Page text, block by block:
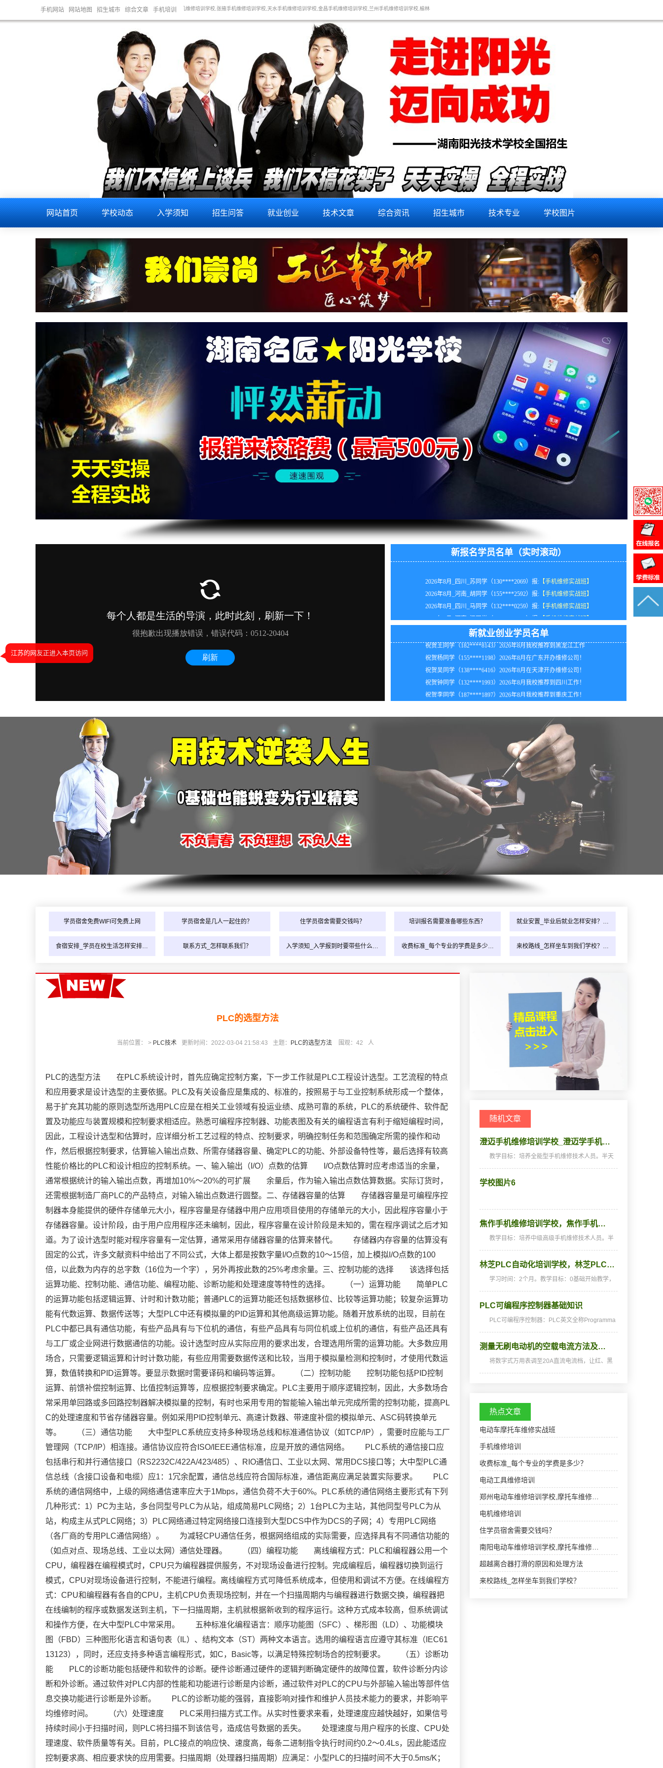
江苏的网友正进入本页访问
手机网站 网站地图 招生城市 综合文章 手机培训
校,海东手机维修培训学校,陇南手机维修培训学校,酒泉手机维修培训学校,张掖手机维修培训学校,天水手机维修培训学校,金昌手机维修培训学校,兰州手机维修培训学校,榆林手机维修培训学校,延安手机维修培训学校,渭南手机维修培训学校,铜川手机维修培训学校,阿里手机维修培训学校,山南手
网站首页 学校动态 入学须知 招生问答 就业创业 技术文章 综合资讯 招生城市 技术专业 学校图片
新报名学员名单（实时滚动）
2026年8月_河南_胡同学（155****2592）报: 【手机维修实战班】
2026年8月_四川_马同学（132****0259）报: 【手机维修实战班】
2026年8月_河南_江同学（155****6952）报: 【手机维修实战班】
2026年8月_河南_苏同学（188****1224）报: 【手机维修实战班】
2026年8月_山东_韩同学（136****3321）报:【手机维修实战班】
2026年8月_天津_卢同学（138****6778）报:【手机维修实战班】
2026年8月_江苏_李同学（131****1465）报:【手机维修实战班】
2026年8月_广东_卢同学（136****8022）报:【手机维修实战班】
2026年8月_贵州_钟同学（181****9057）报:【手机维修实战班】
新就业创业学员名单
祝贺钟同学（136****2196）2026年8月在上海自行创业！
祝贺王同学（182****8143）2026年8月我校推荐到黑龙江工作
祝贺杨同学（155****1198）2026年8月在广东开办维修公司！
祝贺吴同学（138****6416）2026年8月在天津开办维修公司！
祝贺钟同学（132****1993）2026年8月我校推荐到四川工作！
祝贺李同学（187****1897）2026年8月我校推荐到重庆工作！
学员宿舍免费WIFI可免费上网 学员宿舍是几人一起住的？ 住学员宿舍需要交钱吗？ 培训报名需要准备哪些东西？ 就业安置_毕业后就业怎样安排？…
食宿安排_学员在校生活怎样安排… 联系方式_怎样联系我们？ 入学须知_入学报到时要带些什么… 收费标准_每个专业的学费是多少… 来校路线_怎样坐车到我们学校？…
PLC的选型方法
当前位置： > PLC技术 更新时间：2022-03-04 21:58:43 主题： PLC的选型方法 围观： 42 人
PLC的选型方法 在PLC系统设计时，首先应确定控制方案，下一步工作就是PLC工程设计选型。工艺流程的特点
和应用要求是设计选型的主要依据。PLC及有关设备应是集成的、标准的，按照易于与工业控制系统形成一个整体，
易于扩充其功能的原则选型所选用PLC应是在相关工业领域有投运业绩、成熟可靠的系统，PLC的系统硬件、软件配
置及功能应与装置规模和控制要求相适应。熟悉可编程序控制器、功能表图及有关的编程语言有利于缩短编程时间，
因此，工程设计选型和估算时，应详细分析工艺过程的特点、控制要求，明确控制任务和范围确定所需的操作和动
作，然后根据控制要求，估算输入输出点数、所需存储器容量、确定PLC的功能、外部设备特性等，最后选择有较高
性能价格比的PLC和设计相应的控制系统。一、输入输出（I/O）点数的估算 I/O点数估算时应考虑适当的余量，
通常根据统计的输入输出点数，再增加10%～20%的可扩展 余量后，作为输入输出点数估算数据。实际订货时，
还需根据制造厂商PLC的产品特点，对输入输出点数进行圆整。二、存储器容量的估算 存储器容量是可编程序控
制器本身能提供的硬件存储单元大小，程序容量是存储器中用户应用项目使用的存储单元的大小，因此程序容量小于
存储器容量。设计阶段，由于用户应用程序还未编制，因此，程序容量在设计阶段是未知的，需在程序调试之后才知
道。为了设计选型时能对程序容量有一定估算，通常采用存储器容量的估算来替代。 存储器内存容量的估算没有
固定的公式，许多文献资料中给出了不同公式，大体上都是按数字量I/O点数的10～15倍，加上模拟I/O点数的100
倍，以此数为内存的总字数（16位为一个字），另外再按此数的25%考虑余量。三、控制功能的选择 该选择包括
运算功能、控制功能、通信功能、编程功能、诊断功能和处理速度等特性的选择。 （一）运算功能 简单PLC
的运算功能包括逻辑运算、计时和计数功能；普通PLC的运算功能还包括数据移位、比较等运算功能；较复杂运算功
能有代数运算、数据传送等；大型PLC中还有模拟量的PID运算和其他高级运算功能。随着开放系统的出现，目前在
PLC中都已具有通信功能，有些产品具有与下位机的通信，有些产品具有与同位机或上位机的通信，有些产品还具有
与工厂或企业网进行数据通信的功能。设计选型时应从实际应用的要求出发，合理选用所需的运算功能。大多数应用
场合，只需要逻辑运算和计时计数功能，有些应用需要数据传送和比较，当用于模拟量检测和控制时，才使用代数运
算，数值转换和PID运算等。要显示数据时需要译码和编码等运算。 （二）控制功能 控制功能包括PID控制
运算、前馈补偿控制运算、比值控制运算等，应根据控制要求确定。PLC主要用于顺序逻辑控制，因此，大多数场合
常采用单回路或多回路控制器解决模拟量的控制，有时也采用专用的智能输入输出单元完成所需的控制功能，提高PL
C的处理速度和节省存储器容量。例如采用PID控制单元、高速计数器、带速度补偿的模拟单元、ASC码转换单元
等。 （三）通信功能 大中型PLC系统应支持多种现场总线和标准通信协议（如TCP/IP），需要时应能与工厂
管理网（TCP/IP）相连接。通信协议应符合ISO/IEEE通信标准，应是开放的通信网络。 PLC系统的通信接口应
包括串行和并行通信接口（RS2232C/422A/423/485）、RIO通信口、工业以太网、常用DCS接口等；大中型PLC通
信总线（含接口设备和电缆）应1：1冗余配置，通信总线应符合国际标准，通信距离应满足装置实际要求。 PLC
系统的通信网络中，上级的网络通信速率应大于1Mbps，通信负荷不大于60%。PLC系统的通信网络主要形式有下列
几种形式：1）PC为主站，多台同型号PLC为从站，组成简易PLC网络；2）1台PLC为主站，其他同型号PLC为从
站，构成主从式PLC网络；3）PLC网络通过特定网络接口连接到大型DCS中作为DCS的子网；4）专用PLC网络
（各厂商的专用PLC通信网络）。 为减轻CPU通信任务，根据网络组成的实际需要，应选择具有不同通信功能的
（如点对点、现场总线、工业以太网）通信处理器。 （四）编程功能 离线编程方式：PLC和编程器公用一个
CPU，编程器在编程模式时，CPU只为编程器提供服务，不对现场设备进行控制。完成编程后，编程器切换到运行
模式，CPU对现场设备进行控制，不能进行编程。离线编程方式可降低系统成本，但使用和调试不方便。在线编程方
式：CPU和编程器有各自的CPU，主机CPU负责现场控制，并在一个扫描周期内与编程器进行数据交换，编程器把
在线编制的程序或数据发送到主机，下一扫描周期，主机就根据新收到的程序运行。这种方式成本较高，但系统调试
和操作方便，在大中型PLC中常采用。 五种标准化编程语言：顺序功能图（SFC）、梯形图（LD）、功能模块
图（FBD）三种图形化语言和语句表（IL）、结构文本（ST）两种文本语言。选用的编程语言应遵守其标准（IEC61
13123），同时，还应支持多种语言编程形式，如C，Basic等，以满足特殊控制场合的控制要求。 （五）诊断功
能 PLC的诊断功能包括硬件和软件的诊断。硬件诊断通过硬件的逻辑判断确定硬件的故障位置，软件诊断分内诊
断和外诊断。通过软件对PLC内部的性能和功能进行诊断是内诊断，通过软件对PLC的CPU与外部输入输出等部件信
息交换功能进行诊断是外诊断。 PLC的诊断功能的强弱，直接影响对操作和维护人员技术能力的要求，并影响平
均维修时间。 （六）处理速度 PLC采用扫描方式工作。从实时性要求来看，处理速度应越快越好，如果信号
持续时间小于扫描时间，则PLC将扫描不到该信号，造成信号数据的丢失。 处理速度与用户程序的长度、CPU处
理速度、软件质量等有关。目前，PLC接点的响应快、速度高，每条二进制指令执行时间约0.2～0.4Ls，因此能适应
控制要求高、相应要求快的应用需要。扫描周期（处理器扫描周期）应满足：小型PLC的扫描时间不大于0.5ms/K；
随机文章
澄迈手机维修培训学校_澄迈学手机…
教学目标：培养全能型手机维修技术人员。半天
上的、全能的手机维修技术人才和手机维修店老
学校图片6
焦作手机维修培训学校，焦作手机…
教学目标：培养中级高级手机维修技术人员。半
义上的手机维修高手。学习时间：2个月(采用我
林芝PLC自动化培训学校，林芝PLC…
学习时间：2个月。教学目标：0基础开始教学，
会为止。教学特色：无时间限制，循环开班，不
PLC可编程序控制器基础知识
PLC可编程序控制器：PLC英文全称Programma
在工业环境应用而设计的。它采用一类可编程的
测量无刷电动机的空载电流方法及…
将数字式万用表调至20A直流电流档，让红、黑
热点文章
电动车摩托车维修实战班
手机维修培训
收费标准_每个专业的学费是多少？
电动工具维修培训
郑州电动车维修培训学校,摩托车维修…
电机维修培训
住学员宿舍需要交钱吗？
南阳电动车维修培训学校,摩托车维修…
超越离合器打滑的原因和处理方法
来校路线_怎样坐车到我们学校？